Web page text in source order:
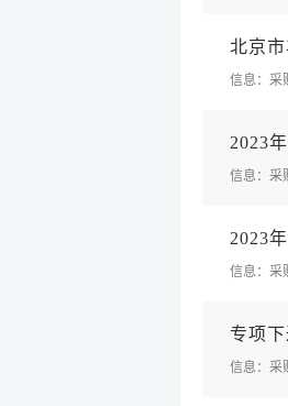
北京市
信息：采
2023年
信息：采
2023年
信息：采
专项下
信息：采